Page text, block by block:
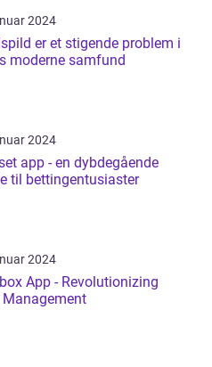
2024
er et stigende problem i
moderne samfund
2024
app - en dybdegående
til bettingentusiaster
2024
App - Revolutionizing
Management